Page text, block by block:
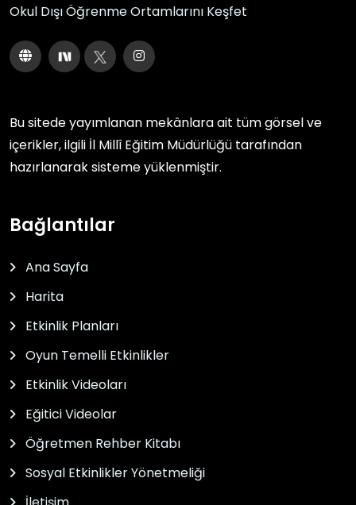
Okul Dışı Öğrenme Ortamlarını Keşfet
Bu sitede yayımlanan mekânlara ait tüm görsel ve
içerikler, ilgili İl Millî Eğitim Müdürlüğü tarafından
hazırlanarak sisteme yüklenmiştir.
Bağlantılar
Ana Sayfa
Harita
Etkinlik Planları
Oyun Temelli Etkinlikler
Etkinlik Videoları
Eğitici Videolar
Öğretmen Rehber Kitabı
Sosyal Etkinlikler Yönetmeliği